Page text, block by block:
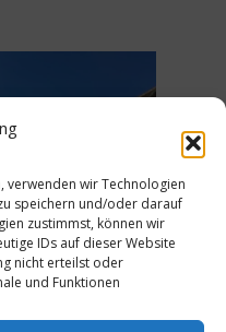
verwenden wir Technologien
speichern und/oder darauf
zustimmst, können wir
IDs auf dieser Website
nicht erteilst oder
und Funktionen